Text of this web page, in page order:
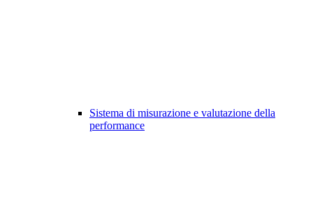
Sistema di misurazione e valutazione della
performance